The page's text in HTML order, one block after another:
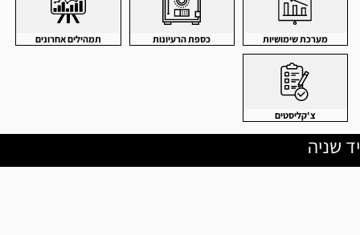
מערכת שימושיות כספת הרעיונות תמהילים אחרונים
צ'קליסטים
יד שניה